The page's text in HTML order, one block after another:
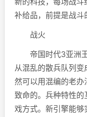
补给品，前提是战斗
战火
帝国时代3亚洲王
从混乱的散兵队列
然可以用混编的老
致命的。兵种特性
戏方式。新引擎能